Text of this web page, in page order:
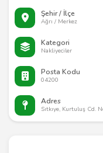
Şehir / İlçe
Ağrı / Merkez
Kategori
Nakliyeciler
Posta Kodu
04200
Adres
Sıtkıye, Kurtuluş Cd.